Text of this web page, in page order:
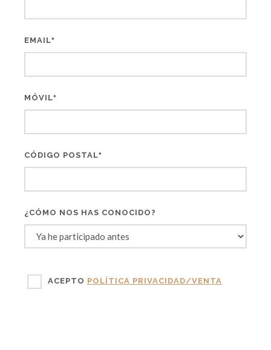
EMAIL*
MÓVIL*
CÓDIGO POSTAL*
¿CÓMO NOS HAS CONOCIDO?
ACEPTO POLÍTICA PRIVACIDAD/VENTA